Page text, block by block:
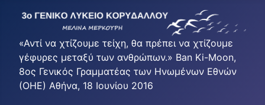
«Αντί να χτίζουμε τείχη, θα πρέπει να χτίζουμε
γέφυρες μεταξύ των ανθρώπων.» Ban Ki-Moon,
8ος Γενικός Γραμματέας των Ηνωμένων Εθνών
(ΟΗΕ) Αθήνα, 18 Ιουνίου 2016